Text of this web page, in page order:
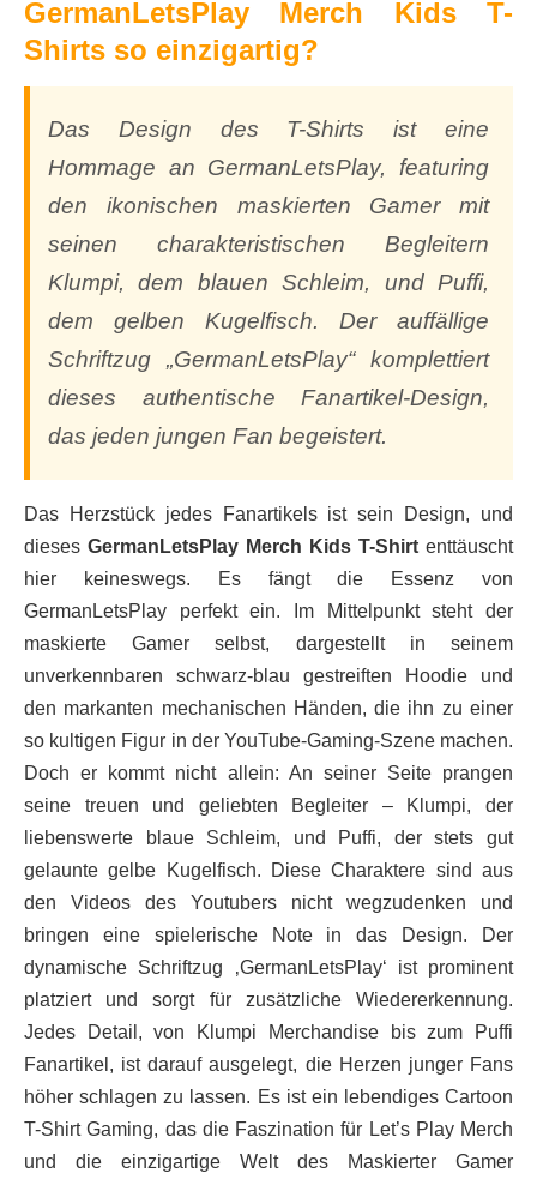
GermanLetsPlay Merch Kids T-
Shirts so einzigartig?
Das Design des T-Shirts ist eine
Hommage an GermanLetsPlay, featuring
den ikonischen maskierten Gamer mit
seinen charakteristischen Begleitern
Klumpi, dem blauen Schleim, und Puffi,
dem gelben Kugelfisch. Der auffällige
Schriftzug „GermanLetsPlay“ komplettiert
dieses authentische Fanartikel-Design,
das jeden jungen Fan begeistert.
Das Herzstück jedes Fanartikels ist sein Design, und
dieses GermanLetsPlay Merch Kids T-Shirt enttäuscht
hier keineswegs. Es fängt die Essenz von
GermanLetsPlay perfekt ein. Im Mittelpunkt steht der
maskierte Gamer selbst, dargestellt in seinem
unverkennbaren schwarz-blau gestreiften Hoodie und
den markanten mechanischen Händen, die ihn zu einer
so kultigen Figur in der YouTube-Gaming-Szene machen.
Doch er kommt nicht allein: An seiner Seite prangen
seine treuen und geliebten Begleiter – Klumpi, der
liebenswerte blaue Schleim, und Puffi, der stets gut
gelaunte gelbe Kugelfisch. Diese Charaktere sind aus
den Videos des Youtubers nicht wegzudenken und
bringen eine spielerische Note in das Design. Der
dynamische Schriftzug ‚GermanLetsPlay‘ ist prominent
platziert und sorgt für zusätzliche Wiedererkennung.
Jedes Detail, von Klumpi Merchandise bis zum Puffi
Fanartikel, ist darauf ausgelegt, die Herzen junger Fans
höher schlagen zu lassen. Es ist ein lebendiges Cartoon
T-Shirt Gaming, das die Faszination für Let’s Play Merch
und die einzigartige Welt des Maskierter Gamer